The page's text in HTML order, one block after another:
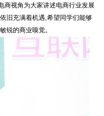
商视角为大家讲述电商行业发展
旧充满着机遇,希望同学们能够
锐的商业嗅觉。